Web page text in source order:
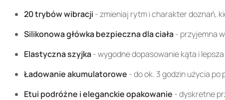
20 trybów wibracji - zmieniaj rytm i charakter doznań,
Silikonowa główka bezpieczna dla ciała- przyjemna
Elastyczna szyjka- wygodne dopasowanie kąta i
Ładowanie akumulatorowe - do ok. 3 godzin użycia po
Etui podróżne i eleganckie opakowanie - dyskretne